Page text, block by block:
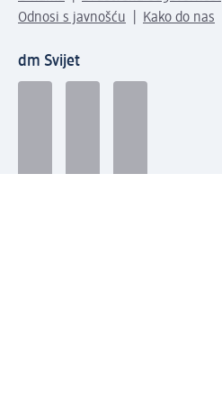
Odnosi s javnošću
Kako do nas
dm Svijet